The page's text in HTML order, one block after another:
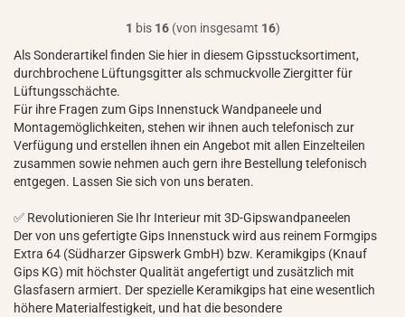
1 bis 16(von insgesamt 16)
Als Sonderartikel finden Sie hier in diesem Gipsstucksortiment,
durchbrochene Lüftungsgitter als schmuckvolle Ziergitter für
Lüftungsschächte.
Für ihre Fragen zum Gips Innenstuck Wandpaneele und
Montagemöglichkeiten, stehen wir ihnen auch telefonisch zur
Verfügung und erstellen ihnen ein Angebot mit allen Einzelteilen
zusammen sowie nehmen auch gern ihre Bestellung telefonisch
entgegen. Lassen Sie sich von uns beraten.
✅ Revolutionieren Sie Ihr Interieur mit 3D-Gipswandpaneelen
Der von uns gefertigte Gips Innenstuck wird aus reinem Formgips
Extra 64 (Südharzer Gipswerk GmbH) bzw. Keramikgips (Knauf
Gips KG) mit höchster Qualität angefertigt und zusätzlich mit
Glasfasern armiert. Der spezielle Keramikgips hat eine wesentlich
höhere Materialfestigkeit, und hat die besondere